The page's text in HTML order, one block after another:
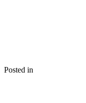
Posted in